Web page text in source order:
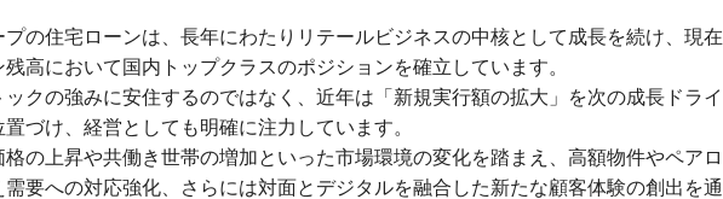
プの住宅ローンは、長年にわたりリテールビジネスの中核として成長を続け、現在
高において国内トップクラスのポジションを確立しています。
ックの強みに安住するのではなく、近年は「新規実行額の拡大」を次の成長ドライ
づけ、経営としても明確に注力しています。
の上昇や共働き世帯の増加といった市場環境の変化を踏まえ、高額物件やペアロ
需要への対応強化、さらには対面とデジタルを融合した新たな顧客体験の創出を通